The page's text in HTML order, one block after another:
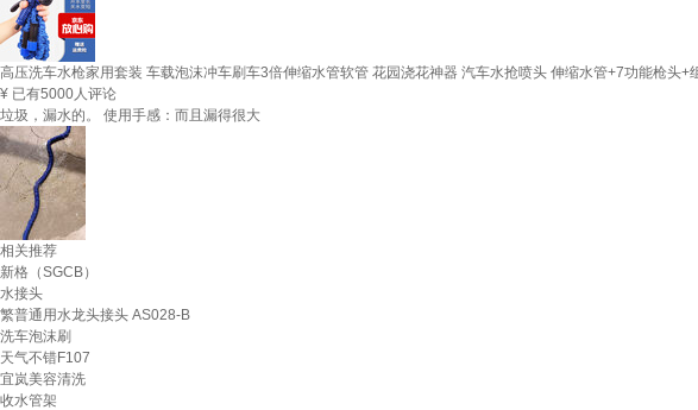
高压洗车水枪家用套装 车载泡沫冲车刷车3倍伸缩水管软管 花园浇花神器 汽车水抢喷头 伸缩水管+7功能枪头+
¥ 已有5000人评论
垃圾，漏水的。 使用手感：而且漏得很大
相关推荐
新格（SGCB）
水接头
繁普通用水龙头接头 AS028-B
洗车泡沫刷
天气不错F107
宜岚美容清洗
收水管架